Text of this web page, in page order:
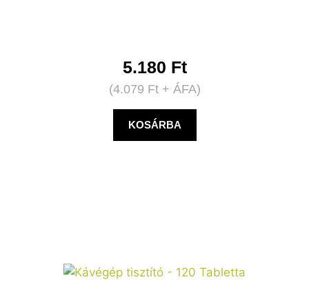
5.180 Ft
(4.079 Ft+ ÁFA)
KOSÁRBA